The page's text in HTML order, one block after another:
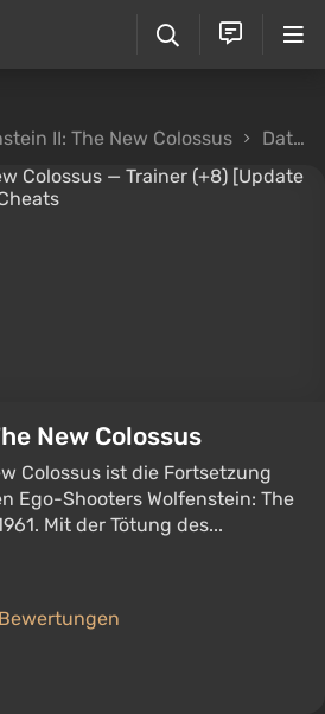
II: The New Colossus Dateien
New Colossus
Colossus ist die Fortsetzung
Ego-Shooters Wolfenstein: The
Mit der Tötung des...